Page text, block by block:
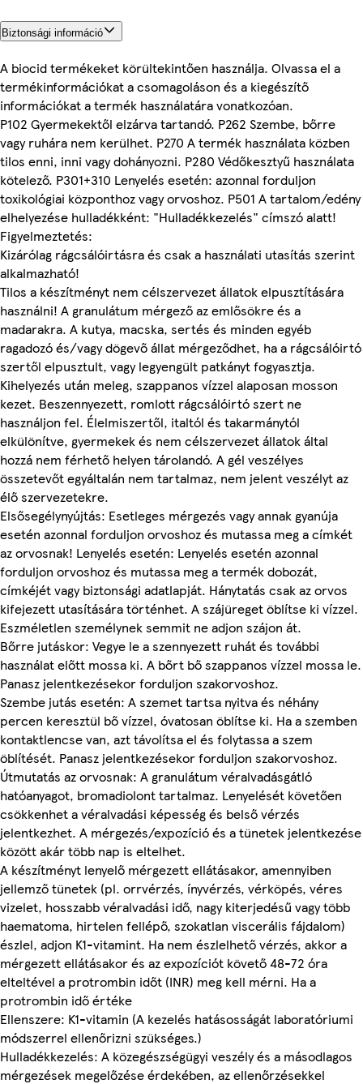
Biztonsági információ
A biocid termékeket körültekintően használja. Olvassa el a
termékinformációkat a csomagoláson és a kiegészítő
információkat a termék használatára vonatkozóan.
P102 Gyermekektől elzárva tartandó. P262 Szembe, bőrre
vagy ruhára nem kerülhet. P270 A termék használata közben
tilos enni, inni vagy dohányozni. P280 Védőkesztyű használata
kötelező. P301+310 Lenyelés esetén: azonnal forduljon
toxikológiai központhoz vagy orvoshoz. P501 A tartalom/edény
elhelyezése hulladékként: "Hulladékkezelés" címszó alatt!
Figyelmeztetés:
Kizárólag rágcsálóirtásra és csak a használati utasítás szerint
alkalmazható!
Tilos a készítményt nem célszervezet állatok elpusztítására
használni! A granulátum mérgező az emlősökre és a
madarakra. A kutya, macska, sertés és minden egyéb
ragadozó és/vagy dögevő állat mérgeződhet, ha a rágcsálóirtó
szertől elpusztult, vagy legyengült patkányt fogyasztja.
Kihelyezés után meleg, szappanos vízzel alaposan mosson
kezet. Beszennyezett, romlott rágcsálóirtó szert ne
használjon fel. Élelmiszertől, italtól és takarmánytól
elkülönítve, gyermekek és nem célszervezet állatok által
hozzá nem férhető helyen tárolandó. A gél veszélyes
összetevőt egyáltalán nem tartalmaz, nem jelent veszélyt az
élő szervezetekre.
Elsősegélynyújtás: Esetleges mérgezés vagy annak gyanúja
esetén azonnal forduljon orvoshoz és mutassa meg a címkét
az orvosnak! Lenyelés esetén: Lenyelés esetén azonnal
forduljon orvoshoz és mutassa meg a termék dobozát,
címkéjét vagy biztonsági adatlapját. Hánytatás csak az orvos
kifejezett utasítására történhet. A szájüreget öblítse ki vízzel.
Eszméletlen személynek semmit ne adjon szájon át.
Bőrre jutáskor: Vegye le a szennyezett ruhát és további
használat előtt mossa ki. A bőrt bő szappanos vízzel mossa le.
Panasz jelentkezésekor forduljon szakorvoshoz.
Szembe jutás esetén: A szemet tartsa nyitva és néhány
percen keresztül bő vízzel, óvatosan öblítse ki. Ha a szemben
kontaktlencse van, azt távolítsa el és folytassa a szem
öblítését. Panasz jelentkezésekor forduljon szakorvoshoz.
Útmutatás az orvosnak: A granulátum véralvadásgátló
hatóanyagot, bromadiolont tartalmaz. Lenyelését követően
csökkenhet a véralvadási képesség és belső vérzés
jelentkezhet. A mérgezés/expozíció és a tünetek jelentkezése
között akár több nap is eltelhet.
A készítményt lenyelő mérgezett ellátásakor, amennyiben
jellemző tünetek (pl. orrvérzés, ínyvérzés, vérköpés, véres
vizelet, hosszabb véralvadási idő, nagy kiterjedésű vagy több
haematoma, hirtelen fellépő, szokatlan viscerális fájdalom)
észlel, adjon K1-vitamint. Ha nem észlelhető vérzés, akkor a
mérgezett ellátásakor és az expozíciót követő 48-72 óra
elteltével a protrombin időt (INR) meg kell mérni. Ha a
protrombin idő értéke
Ellenszere: K1-vitamin (A kezelés hatásosságát laboratóriumi
módszerrel ellenőrizni szükséges.)
Hulladékkezelés: A közegészségügyi veszély és a másodlagos
mérgezések megelőzése érdekében, az ellenőrzésekkel